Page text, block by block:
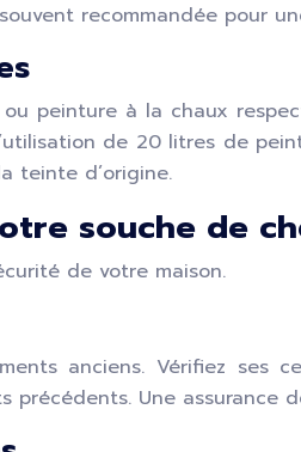
recommandée pour
peinture à la chaux
de 20 litres de
teinte d’origine.
souche de
de votre maison.
anciens. Vérifiez ses
Une assurance